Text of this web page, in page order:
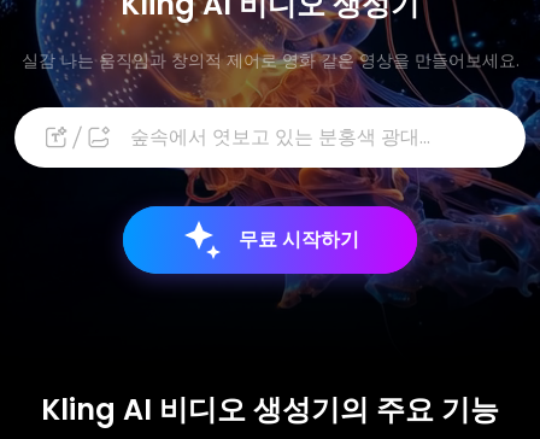
실감 나는 움직임과 창의적 제어로 영화 같은 영상을 만들어보세요.
무료 시작하기
Kling AI 비디오 생성기의 주요 기능